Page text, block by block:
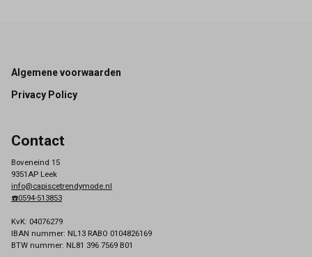
Footer
Algemene voorwaarden
Privacy Policy
Contact
Boveneind 15
9351AP Leek
info@capiscetrendymode.nl
☎️0594-513853
KvK: 04076279
IBAN nummer: NL13 RABO 0104826169
BTW nummer: NL81 396 7569 B01